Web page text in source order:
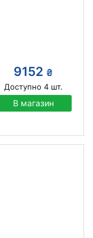
9152 ₴
Доступно 4шт.
В магазин